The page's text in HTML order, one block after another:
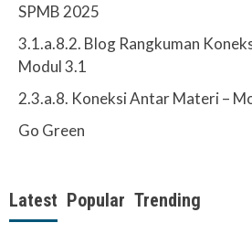
SPMB 2025
3.1.a.8.2. Blog Rangkuman
Modul 3.1
2.3.a.8. Koneksi Antar Materi –
Go Green
Latest Popular Trending